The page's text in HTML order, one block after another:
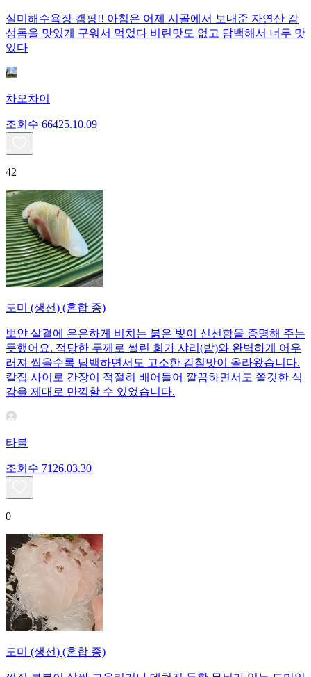
실미해수욕장 캠핑!! 아침은 어제 시골에서 보내준 자연산 감
성돔을 맛있게 구워서 먹었다 비린맛도 없고 담백해서 너무 맛
있다
차오차이
조회수 66425.10.09
42
도미 (생선) (혼합 종)
뽀얀 살결에 은은하게 비치는 붉은 빛이 신선함을 증명해 주는
듯했어요. 적당한 두께로 썰린 회가 샤리(밥)와 완벽하게 어우
러져 씹을수록 담백하면서도 고소한 감칠맛이 올라왔습니다.
칼집 사이로 간장이 적절히 배어들어 깔끔하면서도 쫄깃한 식
감을 제대로 만끽할 수 있었습니다.
타블
조회수 71 26.03.30
0
도미 (생선) (혼합 종)